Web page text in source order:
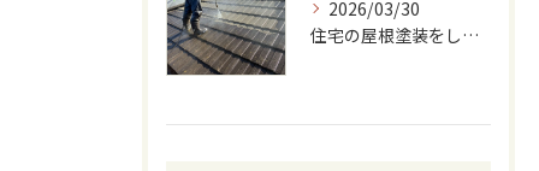
2026/03/30
住宅の屋根塗装をしています